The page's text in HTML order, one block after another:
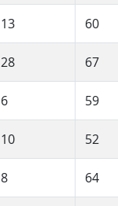
13 60
28 67
6 59
10 52
8 64